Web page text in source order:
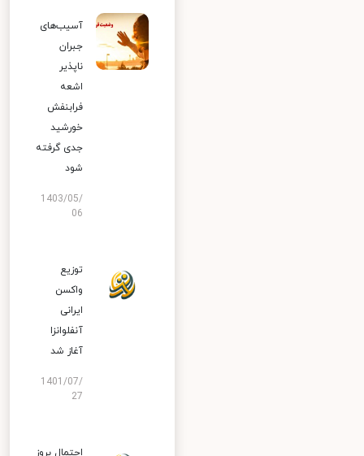
آسیب‌های
جبران
ناپذیر
اشعه
فرابنفش
خورشید
جدی گرفته
شود
1403/05/
06
توزیع
واکسن
ایرانی
آنفلوانزا
آغاز شد
1401/07/
27
احتمال بروز